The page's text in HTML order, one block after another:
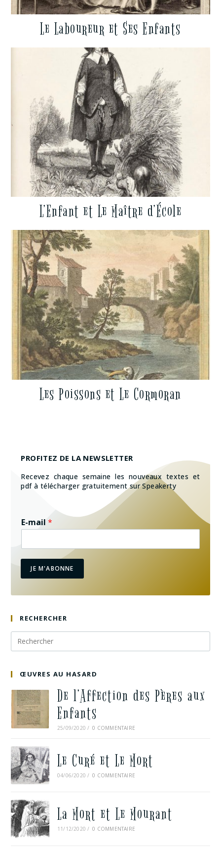
Le Laboureur et Ses Enfants
L’Enfant et Le Maître d’École
Les Poissons et Le Cormoran
PROFITEZ DE LA NEWSLETTER
Recevez chaque semaine les nouveaux textes et
pdf à télécharger gratuitement sur Speakerty
E-mail*
JE M'ABONNE
RECHERCHER
ŒUVRES AU HASARD
De l’Affection des Pères aux
Enfants
25/09/2020 / 0 COMMENTAIRE
Le Curé et Le Mort
04/06/2020 / 0 COMMENTAIRE
La Mort et Le Mourant
11/12/2020 / 0 COMMENTAIRE